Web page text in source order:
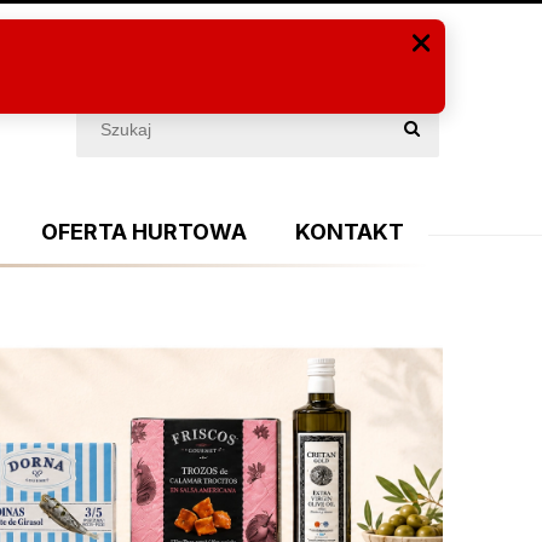
OFERTA HURTOWA KONTAKT